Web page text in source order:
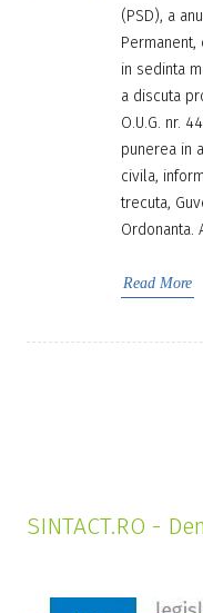
(PSD), a
in sedinta
a discuta
O.U.G. nr.
punerea in
civila,
trecuta,
Ordonanta.
Read More
SINTACT.RO -